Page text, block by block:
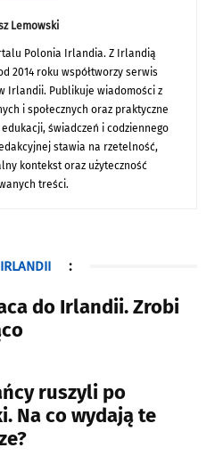
Lemowski
Polonia Irlandia. Z Irlandią
2014 roku współtworzy serwis
Irlandii. Publikuje wiadomości z
i społecznych oraz praktyczne
świadczeń i codziennego
stawia na rzetelność,
kontekst oraz użyteczność
treści.
:
do Irlandii. Zrobi
ruszyli po
Na co wydają te